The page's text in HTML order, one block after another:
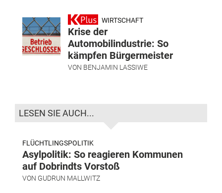
WIRTSCHAFT
Krise der
Automobilindustrie: So
kämpfen Bürgermeister
VON BENJAMIN LASSIWE
LESEN SIE AUCH...
FLÜCHTLINGSPOLITIK
Asylpolitik: So reagieren Kommunen
auf Dobrindts Vorstoß
VON GUDRUN MALLWITZ